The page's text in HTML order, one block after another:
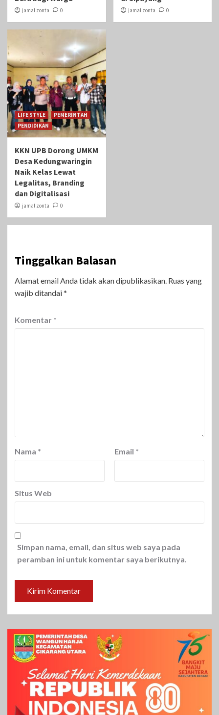
jamal zonta 0 jamal zonta 0
LIFE STYLE
PEMERINTAH
PENDIDIKAN
KKN UPB Dorong UMKM
Desa Kedungwaringin
Naik Kelas Lewat
Legalitas, Branding
dan Digitalisasi
jamal zonta 0
Tinggalkan Balasan
Alamat email Anda tidak akan dipublikasikan. Ruas yang
wajib ditandai*
Komentar *
Nama * Email *
Situs Web
Simpan nama, email, dan situs web saya pada
peramban ini untuk komentar saya berikutnya.